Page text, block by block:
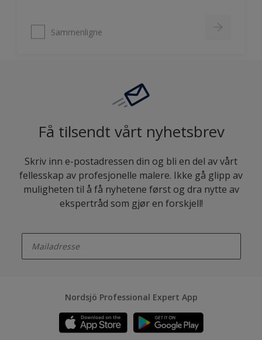
Få tilsendt vårt nyhetsbrev
Skriv inn e-postadressen din og bli en del av vårt
fellesskap av profesjonelle malere. Ikke gå glipp av
muligheten til å få nyhetene først og dra nytte av
ekspertråd som gjør en forskjell!
Nordsjö Professional Expert App